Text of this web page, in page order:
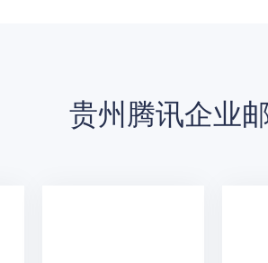
贵州腾讯企业